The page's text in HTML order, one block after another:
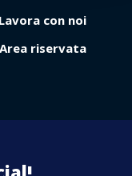
Lavora con noi
Area riservata